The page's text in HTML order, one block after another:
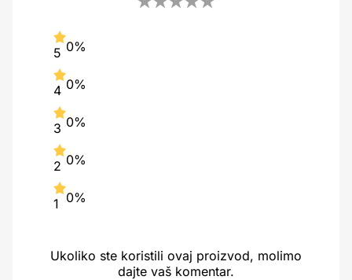
5 0%
4 0%
3 0%
2 0%
1 0%
Ukoliko ste koristili ovaj proizvod, molimo
dajte vaš komentar.